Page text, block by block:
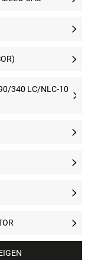
340 LC/NLC-10